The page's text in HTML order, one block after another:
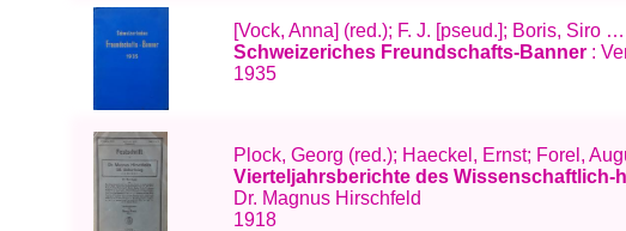
[Vock, Anna] (red.); F. J. [pseud.]; Boris, Siro …
Schweizeriches Freundschafts-Banner :
1935
Plock, Georg (red.); Haeckel, Ernst; Forel,
Vierteljahrsberichte des
Dr. Magnus Hirschfeld
1918